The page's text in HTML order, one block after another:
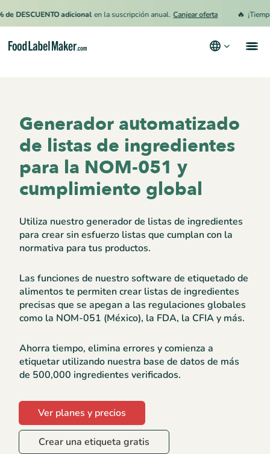
adicional en la suscripción anual. Canjear oferta 🔥 ¡Tiempo
Generador automatizado
de listas de ingredientes
para la NOM-051 y
cumplimiento global
Utiliza nuestro generador de listas de ingredientes
para crear sin esfuerzo listas que cumplan con la
normativa para tus productos.
Las funciones de nuestro software de etiquetado de
alimentos te permiten crear listas de ingredientes
precisas que se apegan a las regulaciones globales
como la NOM-051 (México), la FDA, la CFIA y más.
Ahorra tiempo, elimina errores y comienza a
etiquetar utilizando nuestra base de datos de más
de 500,000 ingredientes verificados.
Ver planes y precios
Crear una etiqueta gratis
Precios
Contrata a un Especialista
Recursos
Política de privacidad